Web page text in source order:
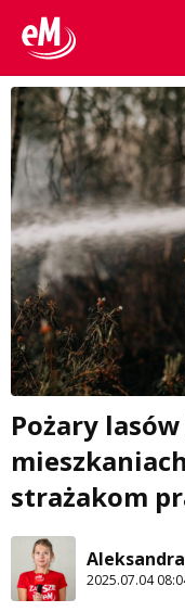
Pożary
strażakom
2025.07.04